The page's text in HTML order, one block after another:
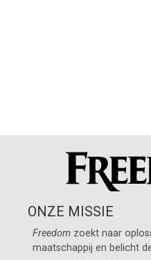
ONZE MISSIE
Freedom zoekt naar
maatschappij en belicht